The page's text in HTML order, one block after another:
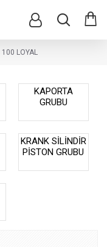
100 LOYAL
KAPORTA
GRUBU
KRANK SİLİNDİR
PİSTON GRUBU